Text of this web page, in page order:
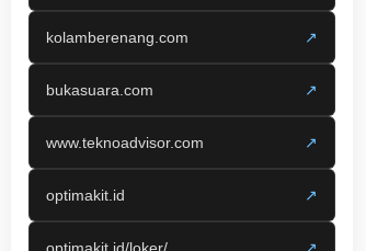
kolamberenang.com ↗
bukasuara.com ↗
www.teknoadvisor.com ↗
optimakit.id ↗